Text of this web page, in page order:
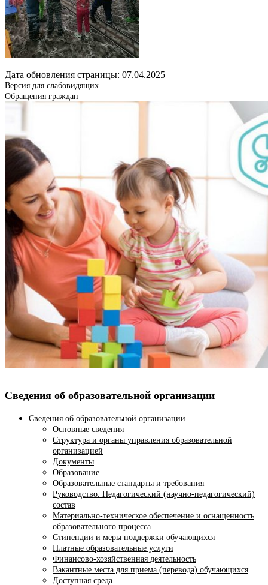
Дата обновления страницы: 07.04.2025
Версия для слабовидящих
Обращения граждан
Сведения об образовательной организации
Сведения об образовательной организации
Основные сведения
Структура и органы управления образовательной
организацией
Документы
Образование
Образовательные стандарты и требования
Руководство. Педагогический (научно-педагогический)
состав
Материально-техническое обеспечение и оснащенность
образовательного процесса
Стипендии и меры поддержки обучающихся
Платные образовательные услуги
Финансово-хозяйственная деятельность
Вакантные места для приема (перевода) обучающихся
Доступная среда